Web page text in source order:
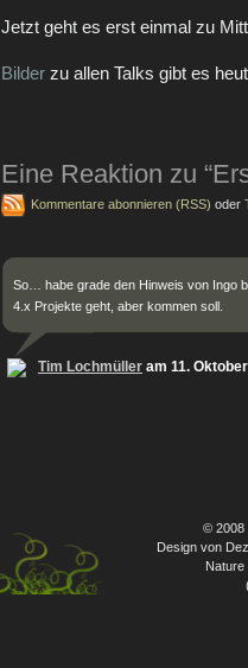
Jetzt geht es erst einmal zu
Bilder zu allen Talks gibt es
Eine Reaktion zu
Kommentare abonnieren (RSS) oder
So… habe grade den Hinweis von Ingo
4.x Projekte geht, aber kommen soll.
Tim Lochmüller am 11.
© 2008
Design von
Nature